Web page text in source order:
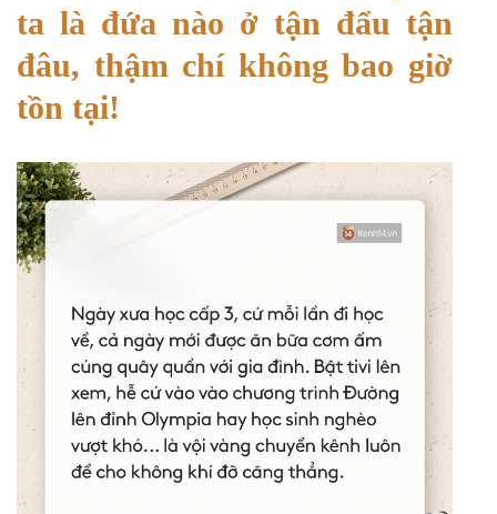
ta là đứa nào ở tận đẩu tận
đâu, thậm chí không bao giờ
tồn tại!